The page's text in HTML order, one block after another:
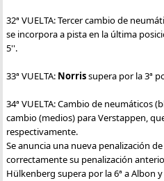
32ª VUELTA: Tercer cambio de
se incorpora a pista en la última
5''.
33ª VUELTA: Norrissupera por la 3ª
34ª VUELTA: Cambio de neumáticos
cambio (medios) para Verstappen,
respectivamente.
Se anuncia una nueva penalización
correctamente su penalización
Hülkenberg supera por la 6ª a Albon